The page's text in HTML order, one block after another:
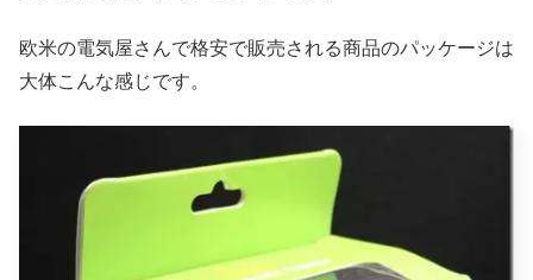
欧米の電気屋さんで格安で販売される商品のパッケージは
大体こんな感じです。